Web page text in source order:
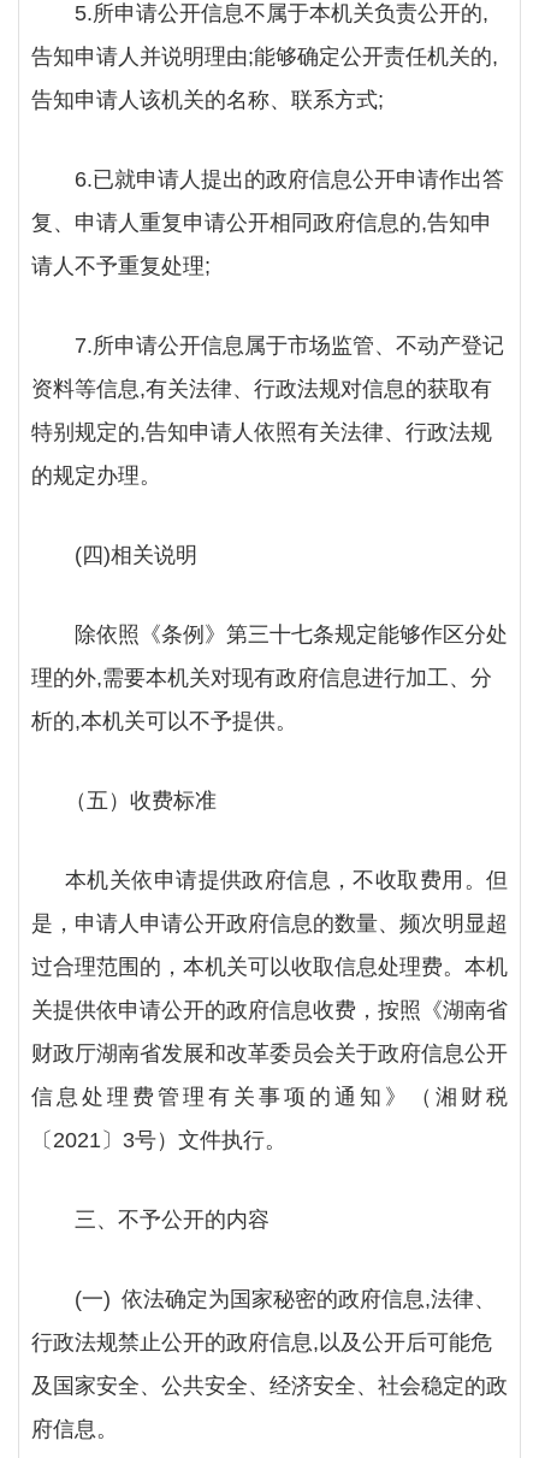
5.所申请公开信息不属于本机关负责公开的,
告知申请人并说明理由;能够确定公开责任机关的,
告知申请人该机关的名称、联系方式;
6.已就申请人提出的政府信息公开申请作出答
复、申请人重复申请公开相同政府信息的,告知申
请人不予重复处理;
7.所申请公开信息属于市场监管、不动产登记
资料等信息,有关法律、行政法规对信息的获取有
特别规定的,告知申请人依照有关法律、行政法规
的规定办理。
(四)相关说明
除依照《条例》第三十七条规定能够作区分处
理的外,需要本机关对现有政府信息进行加工、分
析的,本机关可以不予提供。
（五）收费标准
本机关依申请提供政府信息，不收取费用。但
是，申请人申请公开政府信息的数量、频次明显超
过合理范围的，本机关可以收取信息处理费。本机
关提供依申请公开的政府信息收费，按照《湖南省
财政厅湖南省发展和改革委员会关于政府信息公开
信息处理费管理有关事项的通知》（湘财税
〔 2021〕3号）文件执行。
三、不予公开的内容
(一) 依法确定为国家秘密的政府信息,法律、
行政法规禁止公开的政府信息,以及公开后可能危
及国家安全、公共安全、经济安全、社会稳定的政
府信息。